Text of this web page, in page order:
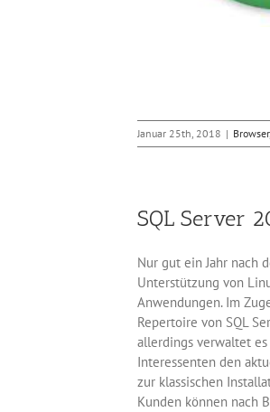
Januar 25th, 2018 | Browser,
SQL Server
Nur gut ein Jahr nach
Unterstützung von
Anwendungen. Im
Repertoire von SQL
allerdings verwaltet es
Interessenten den
zur klassischen
Kunden können nach